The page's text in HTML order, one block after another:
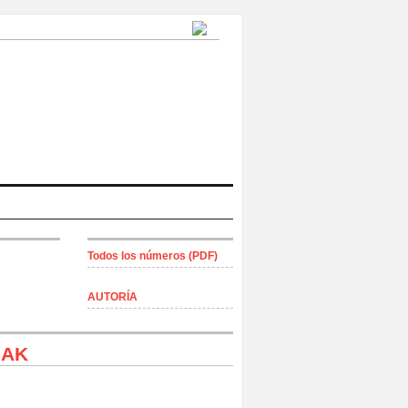
Todos los números (PDF)
AUTORÍA